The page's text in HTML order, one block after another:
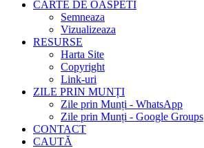
CARTE DE OASPETI
Semneaza
Vizualizeaza
RESURSE
Harta Site
Copyright
Link-uri
ZILE PRIN MUNȚI
Zile prin Munți - WhatsApp
Zile prin Munți - Google Groups
CONTACT
CAUTĂ